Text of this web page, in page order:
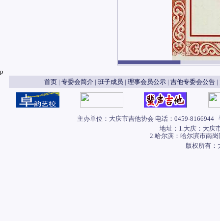
p
首页 | 专委会简介 | 班子成员 | 理事会员公示 | 吉他专委会公告 |
主办单位：大庆市吉他协会 电话：0459-8166944
地址：1.大庆：大庆
2.哈尔滨：哈尔滨市南
版权所有：